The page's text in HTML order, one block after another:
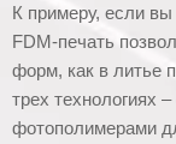
К примеру, если
FDM-печать
форм, как в литье
трех технологиях
фотополимерами